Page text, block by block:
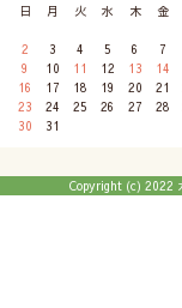
日 月 火 水 木 金
2
3 4 5 6 7
9
10 11 12 13 14
16
17 18 19 20 21
23
24 25 26 27 28
30
31
Copyright (c) 2022